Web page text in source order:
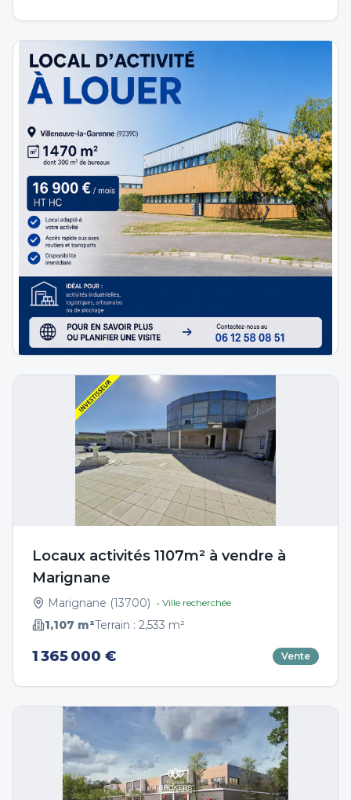
Locaux activités 1107m² à vendre à
Marignane
Marignane (13700) • Ville recherchée
1,107 m²Terrain : 2,533 m²
1 365 000 € Vente